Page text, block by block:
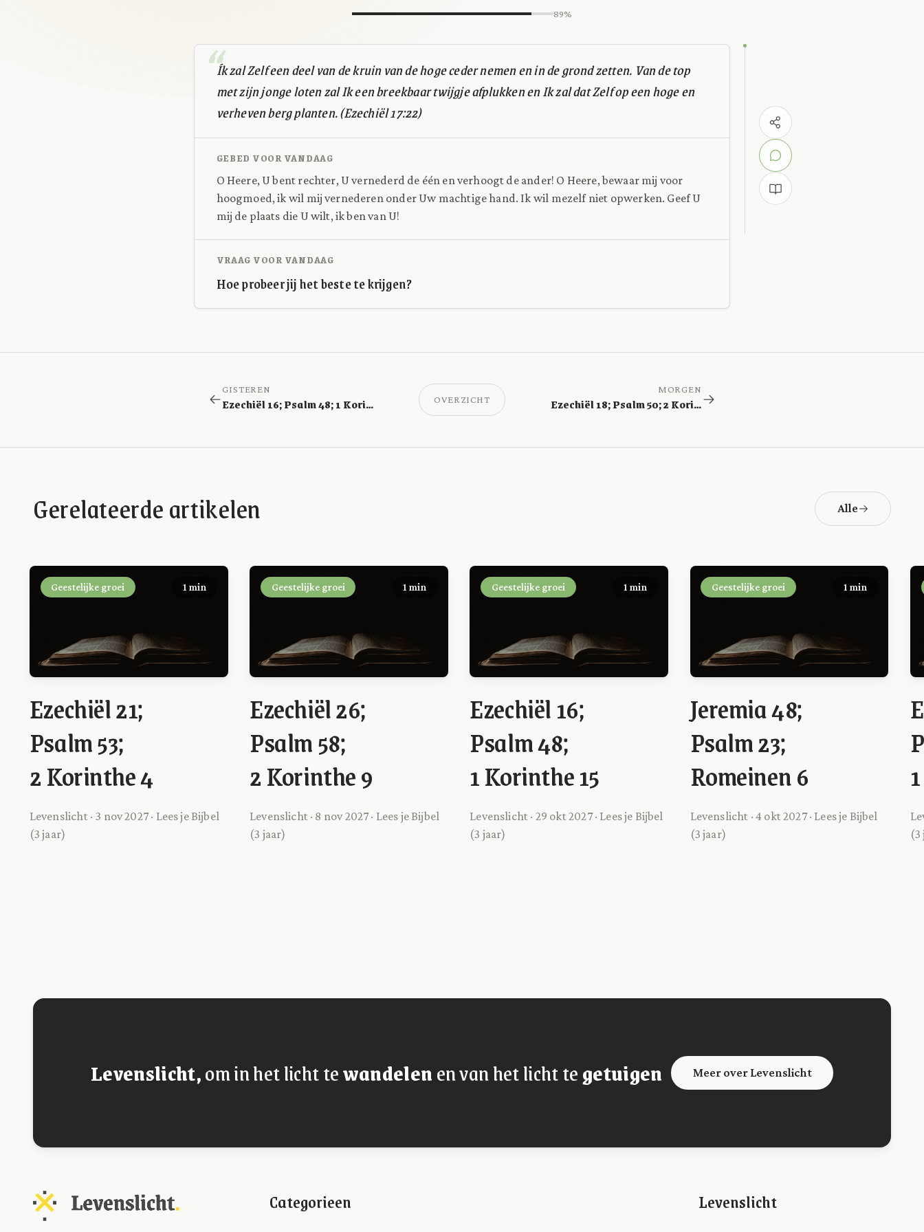
89%
Ík zal Zelf een deel van de kruin van de hoge ceder nemen en in de grond zetten. Van de top
met zijn jonge loten zal Ik een breekbaar twijgje afplukken en Ik zal dat Zelf op een hoge en
verheven berg planten. (Ezechiël 17:22)
GEBED VOOR VANDAAG
O Heere, U bent rechter, U vernederd de één en verhoogt de ander! O Heere, bewaar mij voor
hoogmoed, ik wil mij vernederen onder Uw machtige hand. Ik wil mezelf niet opwerken. Geef U
mij de plaats die U wilt, ik ben van U!
VRAAG VOOR VANDAAG
Hoe probeer jij het beste te krijgen?
GISTEREN
Ezechiël 16; Psalm 48; 1 Korinthe 15 OVERZICHT
MORGEN
Ezechiël 18; Psalm 50; 2 Korinthe 1
Gerelateerde artikelen Alle
Geestelijke groei 1 min
Ezechiël 21;
Psalm 53;
2 Korinthe 4
Levenslicht · 3 nov 2027 · Lees je Bijbel
(3 jaar)
Geestelijke groei 1 min
Ezechiël 26;
Psalm 58;
2 Korinthe 9
Levenslicht · 8 nov 2027 · Lees je Bijbel
(3 jaar)
Geestelijke groei 1 min
Ezechiël 16;
Psalm 48;
1 Korinthe 15
Levenslicht · 29 okt 2027 · Lees je Bijbel
(3 jaar)
Geestelijke groei 1 min
Jeremia 48;
Psalm 23;
Romeinen 6
Levenslicht · 4 okt 2027 · Lees je Bijbel
(3 jaar)
(3
Levenslicht,om in het licht tewandelenen van het licht tegetuigen Meer over Levenslicht
Categorieen Levenslicht